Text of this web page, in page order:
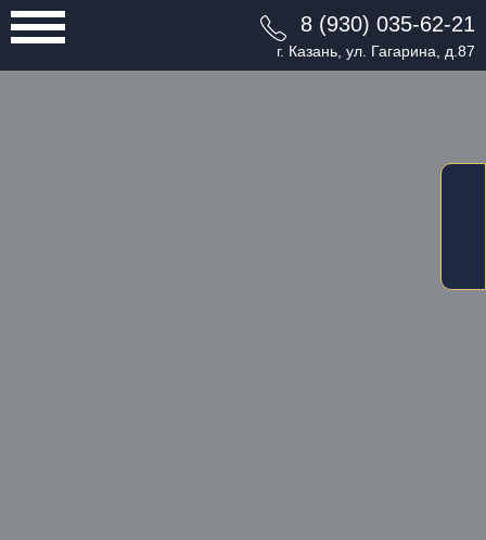
8 (930) 035-62-21
г. Казань, ул. Гагарина, д.87